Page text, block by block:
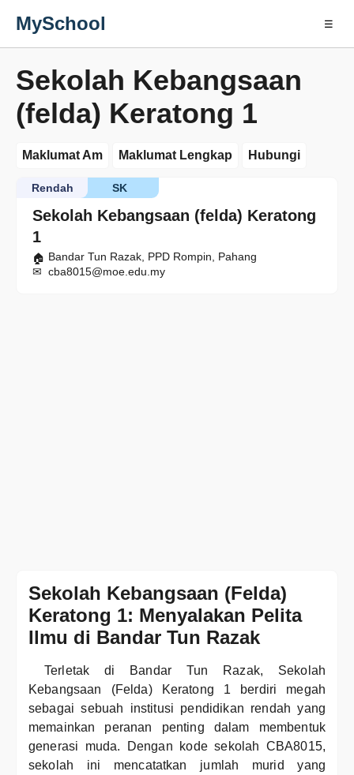
MySchool ☰
Sekolah Kebangsaan
(felda) Keratong 1
Maklumat Am Maklumat Lengkap Hubungi
Sekolah Kebangsaan (felda) Keratong
1
SK
Rendah
Bandar Tun Razak, PPD Rompin, Pahang
cba8015@moe.edu.my
Sekolah Kebangsaan (Felda)
Keratong 1: Menyalakan Pelita
Ilmu di Bandar Tun Razak
Terletak di Bandar Tun Razak, Sekolah
Kebangsaan (Felda) Keratong 1 berdiri megah
sebagai sebuah institusi pendidikan rendah yang
memainkan peranan penting dalam membentuk
generasi muda. Dengan kode sekolah CBA8015,
sekolah ini mencatatkan jumlah murid yang